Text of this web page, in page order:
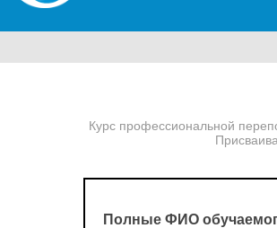
Курс профессиональной
Полные ФИО